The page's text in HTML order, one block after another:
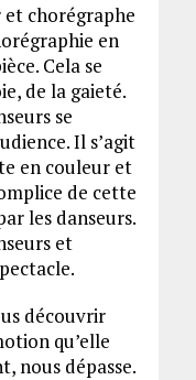
chorégraphe
en
Cela se
de la gaieté.
se
Il s’agit
en couleur et
de cette
les danseurs.
et
découvrir
qu’elle
nous dépasse.